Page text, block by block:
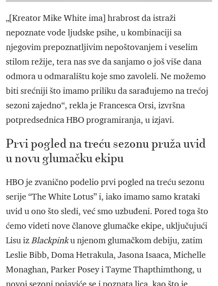
„[Kreator Mike White ima] hrabrost da istraži
nepoznate vode ljudske psihe, u kombinaciji sa
njegovim prepoznatljivim nepoštovanjem i veselim
stilom režije, tera nas sve da sanjamo o još više dana
odmora u odmaralištu koje smo zavoleli. Ne možemo
biti srećniji što imamo priliku da sarađujemo na trećoj
sezoni zajedno“, rekla je Francesca Orsi, izvršna
potpredsednica HBO programiranja, u izjavi.
Prvi pogled na treću sezonu pruža uvid
u novu glumačku ekipu
HBO je zvanično podelio prvi pogled na treću sezonu
serije “The White Lotus” i, iako imamo samo krataki
uvid u ono što sledi, već smo uzbuđeni. Pored toga što
ćemo videti nove članove glumačke ekipe, uključujući
Lisu izBlackpinku njenom glumačkom debiju, zatim
Leslie Bibb, Doma Hetrakula, Jasona Isaaca, Michelle
Monaghan, Parker Posey i Tayme Thapthimthong, u